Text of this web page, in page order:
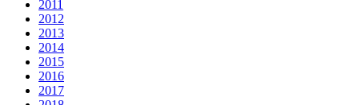
2011
2012
2013
2014
2015
2016
2017